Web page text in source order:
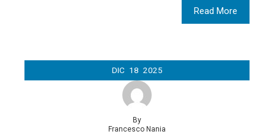
Read More
DIC 18 2025
By
Francesco Nania